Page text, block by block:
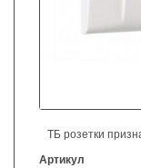
ТБ розетки
Артикул